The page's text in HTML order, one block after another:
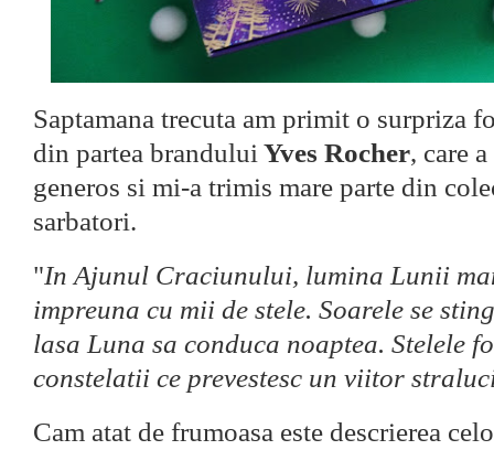
Saptamana trecuta am primit o surpriza
din partea brandului Yves Rocher, care
generos si mi-a trimis mare parte din
sarbatori.
"In Ajunul Craciunului, lumina Lunii
impreuna cu mii de stele. Soarele se
lasa Luna sa conduca noaptea. Stelele
constelatii ce prevestesc un viitor
Cam atat de frumoasa este descrierea